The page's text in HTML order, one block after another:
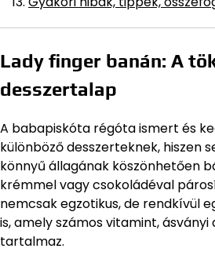
Lady finger banán: A
desszertalap
A babapiskóta régóta ismert és
különböző desszerteknek, hiszen
könnyű állagának köszönhetően
krémmel vagy csokoládéval
nemcsak egzotikus, de rendkívül
is, amely számos vitamint,
tartalmaz.